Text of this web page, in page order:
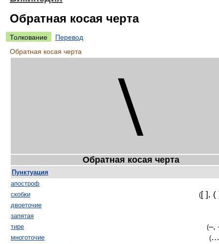
Обратная косая черта
Толкование
Перевод
Обратная косая черта
\
Обратная косая черта
Пунктуация
апостроф
скобки
([ ],
двоеточие
запятая
тире
(‒,
многоточие (